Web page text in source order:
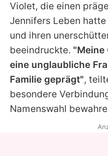
Utiq
Violet, die einen
Jennifers Leben
und ihren
beeindruckte. "Meine
eine unglaubliche
Familie geprägt",
besondere
Namenswahl